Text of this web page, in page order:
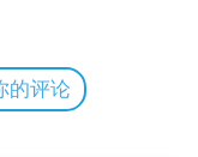
的评论